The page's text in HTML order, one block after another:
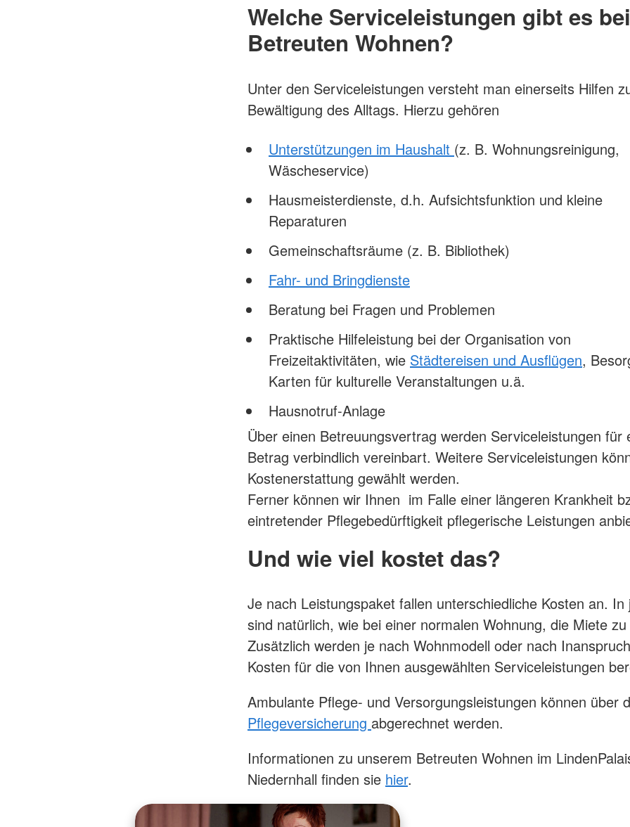
Welche Serviceleistungen gibt es
Betreuten Wohnen?
Unter den Serviceleistungen versteht man einerseits Hilfen
Bewältigung des Alltags. Hierzu gehören
Unterstützungen im Haushalt (z. B. Wohnungsreinigung,
Wäscheservice)
Hausmeisterdienste, d.h. Aufsichtsfunktion und kleine
Reparaturen
Gemeinschaftsräume (z. B. Bibliothek)
Fahr- und Bringdienste
Beratung bei Fragen und Problemen
Praktische Hilfeleistung bei der Organisation von
Freizeitaktivitäten, wie Städtereisen und Ausflügen,
Karten für kulturelle Veranstaltungen u.ä.
Hausnotruf-Anlage
Über einen Betreuungsvertrag werden Serviceleistungen für
Betrag verbindlich vereinbart. Weitere Serviceleistungen
Kostenerstattung gewählt werden.
Ferner können wir Ihnen im Falle einer längeren Krankheit
eintretender Pflegebedürftigkeit pflegerische Leistungen
Und wie viel kostet das?
Je nach Leistungspaket fallen unterschiedliche Kosten an. In
sind natürlich, wie bei einer normalen Wohnung, die Miete
Zusätzlich werden je nach Wohnmodell oder nach
Kosten für die von Ihnen ausgewählten Serviceleistungen
Ambulante Pflege- und Versorgungsleistungen können über
Pflegeversicherung abgerechnet werden.
Informationen zu unserem Betreuten Wohnen im
Niedernhall finden sie hier.